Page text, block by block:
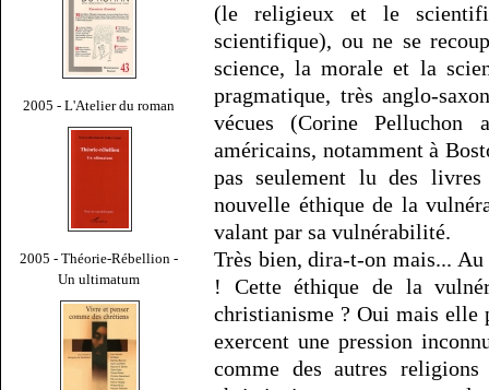
2005 - L'Atelier du roman
2005 - Théorie-Rébellion -
Un ultimatum
(le religieux et le
scientifique), ou ne se
science, la morale et la
pragmatique, très anglo-
vécues (Corine
américains, notamment à
pas seulement lu des
nouvelle éthique de la
valant par sa vulnérabilité.
Très bien, dira-t-on mais...
! Cette éthique de la
christianisme ? Oui mais elle
exercent une pression
comme des autres